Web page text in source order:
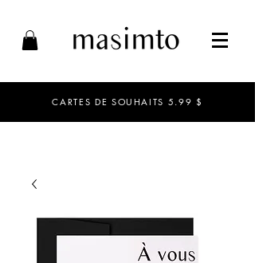
CARTES DE SOUHAITS 5.99 $